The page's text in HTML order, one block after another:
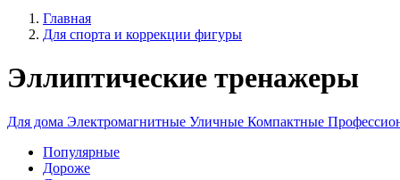
Главная
Для спорта и коррекции фигуры
Эллиптические тренажеры
Для дома Электромагнитные Уличные Компактные
Популярные
Дороже